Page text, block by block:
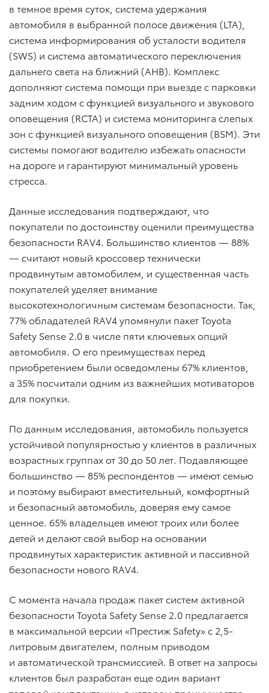
в темное время суток, система удержания
автомобиля в выбранной полосе движения (LTA),
система информирования об усталости водителя
(SWS) и система автоматического переключения
дальнего света на ближний (AHB). Комплекс
дополняют система помощи при выезде с парковки
задним ходом с функцией визуального и звукового
оповещения (RCTA) и система мониторинга слепых
зон с функцией визуального оповещения (BSM). Эти
системы помогают водителю избежать опасности
на дороге и гарантируют минимальный уровень
стресса.
Данные исследования подтверждают, что
покупатели по достоинству оценили преимущества
безопасности RAV4. Большинство клиентов — 88%
— считают новый кроссовер технически
продвинутым автомобилем, и существенная часть
покупателей уделяет внимание
высокотехнологичным системам безопасности. Так,
77% обладателей RAV4 упомянули пакет Toyota
Safety Sense 2.0 в числе пяти ключевых опций
автомобиля. О его преимуществах перед
приобретением были осведомлены 67% клиентов,
а 35% посчитали одним из важнейших мотиваторов
для покупки.
По данным исследования, автомобиль пользуется
устойчивой популярностью у клиентов в различных
возрастных группах от 30 до 50 лет. Подавляющее
большинство — 85% респондентов — имеют семью
и поэтому выбирают вместительный, комфортный
и безопасный автомобиль, доверяя ему самое
ценное. 65% владельцев имеют троих или более
детей и делают свой выбор на основании
продвинутых характеристик активной и пассивной
безопасности нового RAV4.
C момента начала продаж пакет систем активной
безопасности Toyota Safety Sense 2.0 предлагается
в максимальной версии «Престиж Safety» c 2,5-
литровым двигателем, полным приводом
и автоматической трансмиссией. В ответ на запросы
клиентов был разработан еще один вариант